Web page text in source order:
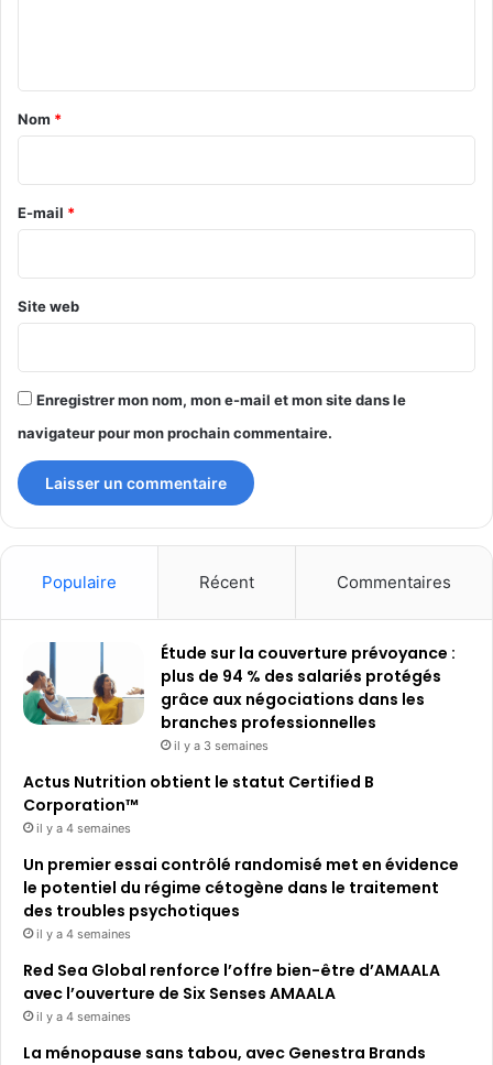
a
i
r
e
Nom *
E-mail *
Site web
Enregistrer mon nom, mon e-mail et mon site dans le
navigateur pour mon prochain commentaire.
Populaire Récent Commentaires
Étude sur la couverture prévoyance :
plus de 94 % des salariés protégés
grâce aux négociations dans les
branches professionnelles
il y a 3 semaines
Actus Nutrition obtient le statut Certified B
Corporation™
il y a 4 semaines
Un premier essai contrôlé randomisé met en évidence
le potentiel du régime cétogène dans le traitement
des troubles psychotiques
il y a 4 semaines
Red Sea Global renforce l’offre bien-être d’AMAALA
avec l’ouverture de Six Senses AMAALA
il y a 4 semaines
La ménopause sans tabou, avec Genestra Brands